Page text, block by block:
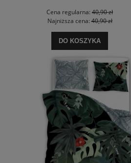
Cena regularna: 40,90 zł
Najniższa cena:40,90 zł
DO KOSZYKA